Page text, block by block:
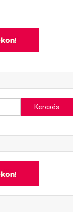
Keresés: